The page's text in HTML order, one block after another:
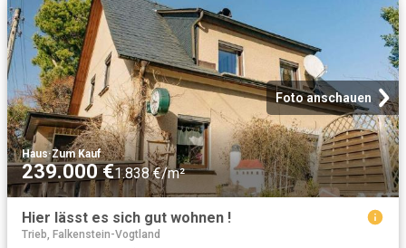
Foto anschauen
Haus·Zum Kauf
239.000 €1.838 €/m²
Hier lässt es sich gut wohnen !
Trieb, Falkenstein-Vogtland